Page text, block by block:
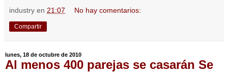
industry en 21:07 No hay comentarios:
Compartir
lunes, 18 de octubre de 2010
Al menos 400 parejas se casarán Se